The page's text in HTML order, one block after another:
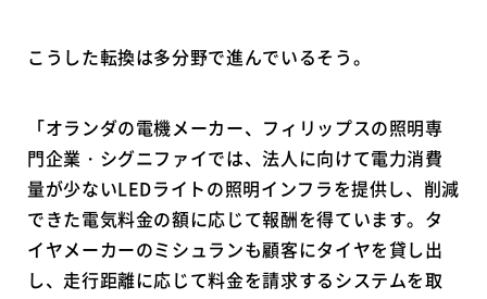
こうした転換は多分野で進んでいるそう。
「オランダの電機メーカー、フィリップスの照明専
門企業・シグニファイでは、法人に向けて電力消費
量が少ないLEDライトの照明インフラを提供し、削減
できた電気料金の額に応じて報酬を得ています。タ
イヤメーカーのミシュランも顧客にタイヤを貸し出
し、走行距離に応じて料金を請求するシステムを取